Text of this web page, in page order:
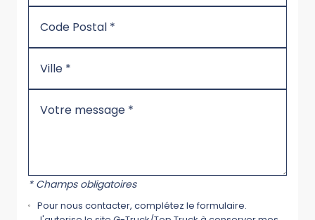
* Champs obligatoires
Pour nous contacter, complétez le formulaire.